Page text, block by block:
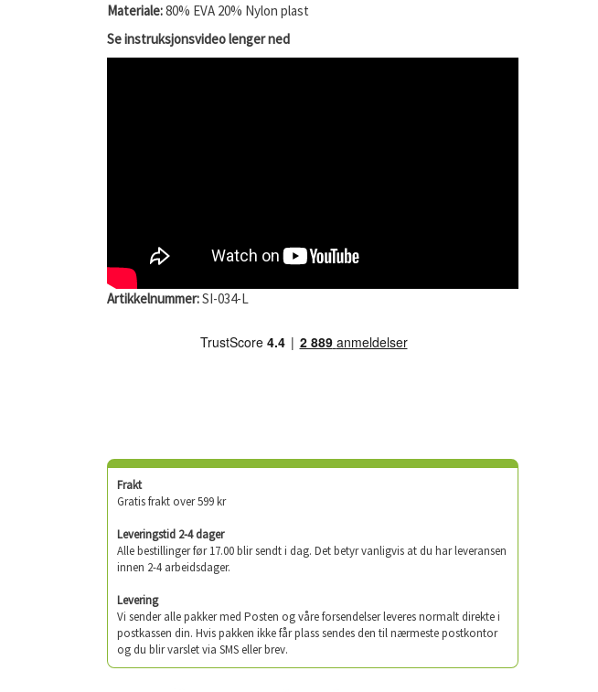
Materiale:80% EVA 20% Nylon plast
Se instruksjonsvideo lenger ned
Artikkelnummer:SI-034-L
Frakt
Gratis frakt over 599 kr
Leveringstid 2-4 dager
Alle bestillinger før 17.00 blir sendt i dag. Det betyr vanligvis at du har leveransen
innen 2-4 arbeidsdager.
Levering
Vi sender alle pakker med Posten og våre forsendelser leveres normalt direkte i
postkassen din. Hvis pakken ikke får plass sendes den til nærmeste postkontor
og du blir varslet via SMS eller brev.